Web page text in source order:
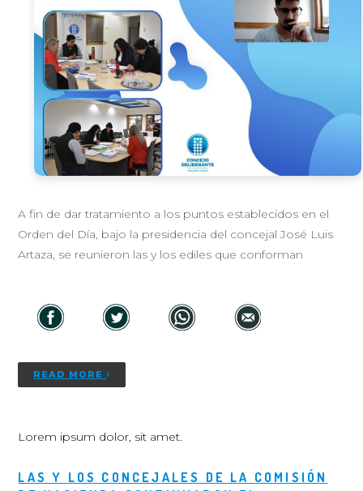
A fin de dar tratamiento a los puntos establecidos en el
Orden del Día, bajo la presidencia del concejal José Luis
Artaza, se reunieron las y los ediles que conforman
READ MORE
Lorem ipsum dolor, sit amet.
LAS Y LOS CONCEJALES DE LA COMISIÓN